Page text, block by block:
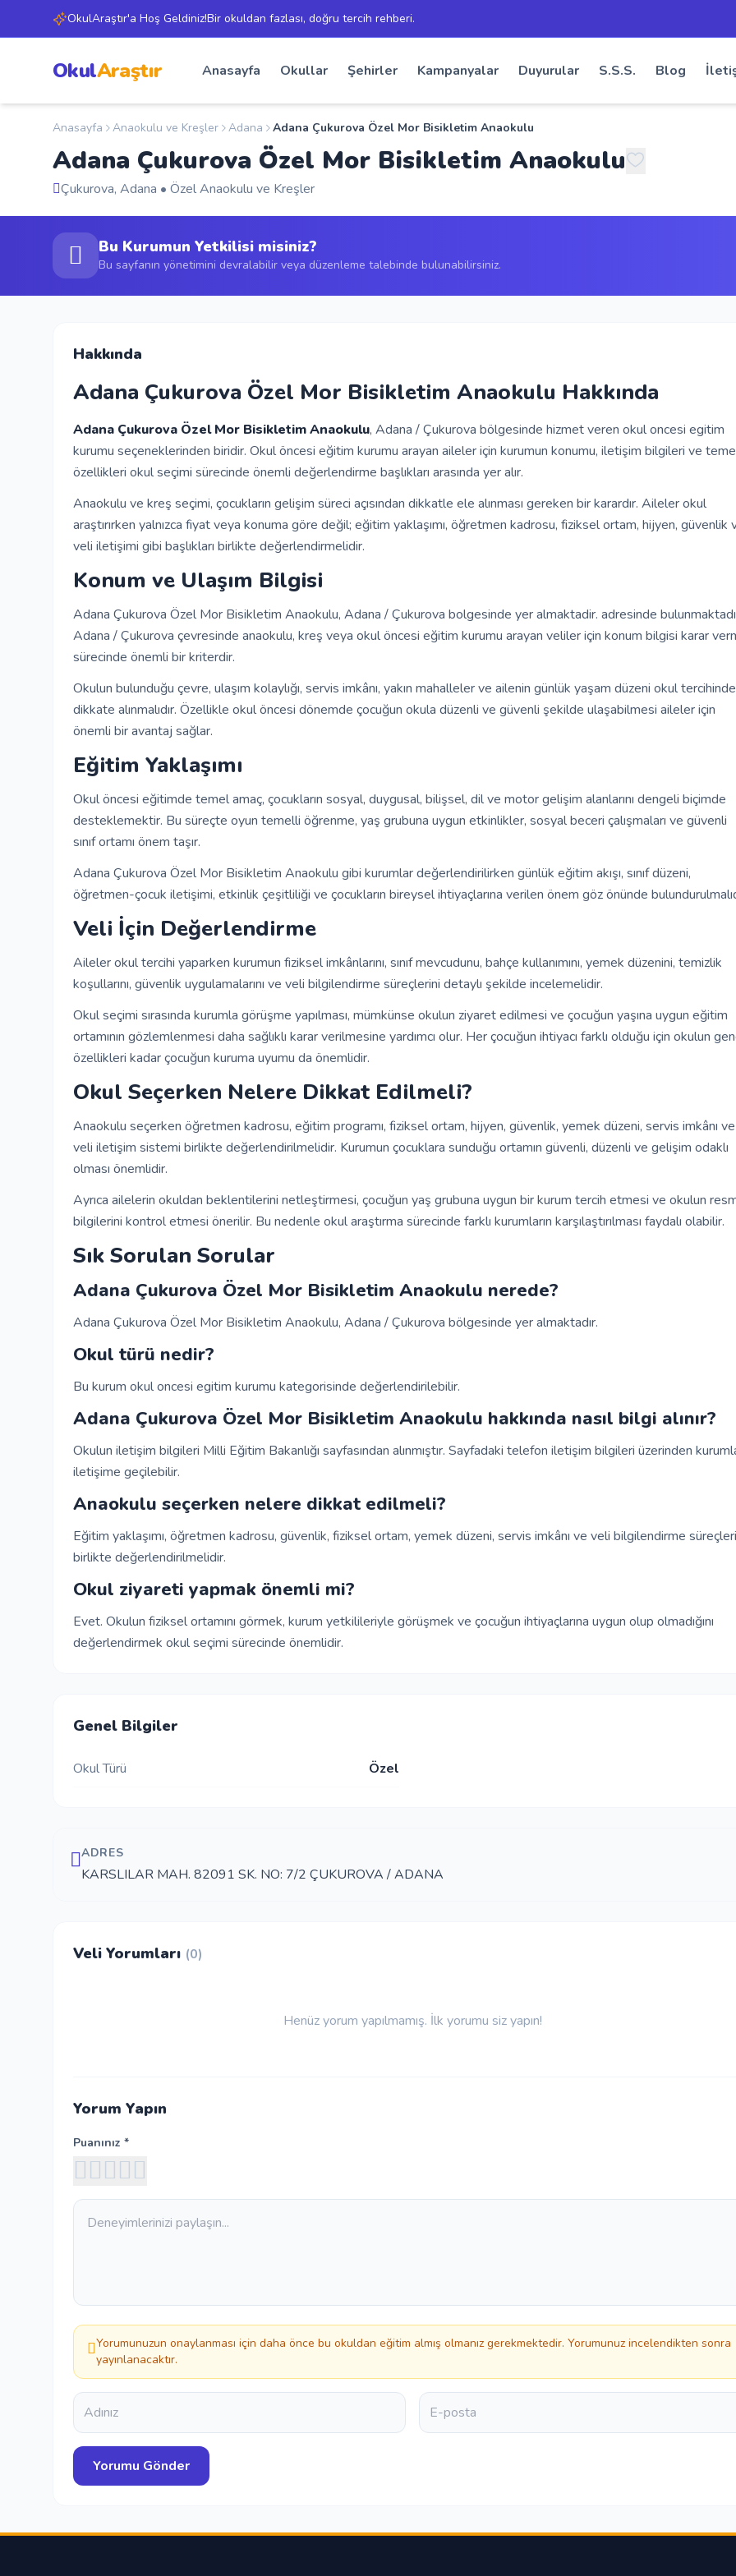
OkulAraştır'a Hoş Geldiniz!Bir okuldan fazlası, doğru tercih rehberi.
OkulAraştır Anasayfa Okullar Şehirler Kampanyalar Duyurular S.S.S. Blog
Anasayfa Anaokulu ve Kreşler Adana Adana Çukurova Özel Mor Bisikletim Anaokulu
Adana Çukurova Özel Mor Bisikletim Anaokulu
Çukurova, Adana • Özel Anaokulu ve Kreşler
Bu Kurumun Yetkilisi misiniz?
Bu sayfanın yönetimini devralabilir veya düzenleme talebinde bulunabilirsiniz.
Hakkında
Adana Çukurova Özel Mor Bisikletim Anaokulu Hakkında
Adana Çukurova Özel Mor Bisikletim Anaokulu, Adana / Çukurova bölgesinde hizmet veren okul oncesi egitim
kurumu seçeneklerinden biridir. Okul öncesi eğitim kurumu arayan aileler için kurumun konumu, iletişim bilgileri ve
özellikleri okul seçimi sürecinde önemli değerlendirme başlıkları arasında yer alır.
Anaokulu ve kreş seçimi, çocukların gelişim süreci açısından dikkatle ele alınması gereken bir karardır. Aileler okul
araştırırken yalnızca fiyat veya konuma göre değil; eğitim yaklaşımı, öğretmen kadrosu, fiziksel ortam, hijyen, güvenlik
veli iletişimi gibi başlıkları birlikte değerlendirmelidir.
Konum ve Ulaşım Bilgisi
Adana Çukurova Özel Mor Bisikletim Anaokulu, Adana / Çukurova bolgesinde yer almaktadir. adresinde
Adana / Çukurova çevresinde anaokulu, kreş veya okul öncesi eğitim kurumu arayan veliler için konum bilgisi karar
sürecinde önemli bir kriterdir.
Okulun bulunduğu çevre, ulaşım kolaylığı, servis imkânı, yakın mahalleler ve ailenin günlük yaşam düzeni okul tercihinde
dikkate alınmalıdır. Özellikle okul öncesi dönemde çocuğun okula düzenli ve güvenli şekilde ulaşabilmesi aileler için
önemli bir avantaj sağlar.
Eğitim Yaklaşımı
Okul öncesi eğitimde temel amaç, çocukların sosyal, duygusal, bilişsel, dil ve motor gelişim alanlarını dengeli biçimde
desteklemektir. Bu süreçte oyun temelli öğrenme, yaş grubuna uygun etkinlikler, sosyal beceri çalışmaları ve güvenli
sınıf ortamı önem taşır.
Adana Çukurova Özel Mor Bisikletim Anaokulu gibi kurumlar değerlendirilirken günlük eğitim akışı, sınıf düzeni,
öğretmen-çocuk iletişimi, etkinlik çeşitliliği ve çocukların bireysel ihtiyaçlarına verilen önem göz önünde
Veli İçin Değerlendirme
Aileler okul tercihi yaparken kurumun fiziksel imkânlarını, sınıf mevcudunu, bahçe kullanımını, yemek düzenini, temizlik
koşullarını, güvenlik uygulamalarını ve veli bilgilendirme süreçlerini detaylı şekilde incelemelidir.
Okul seçimi sırasında kurumla görüşme yapılması, mümkünse okulun ziyaret edilmesi ve çocuğun yaşına uygun eğitim
ortamının gözlemlenmesi daha sağlıklı karar verilmesine yardımcı olur. Her çocuğun ihtiyacı farklı olduğu için okulun
özellikleri kadar çocuğun kuruma uyumu da önemlidir.
Okul Seçerken Nelere Dikkat Edilmeli?
Anaokulu seçerken öğretmen kadrosu, eğitim programı, fiziksel ortam, hijyen, güvenlik, yemek düzeni, servis imkânı ve
veli iletişim sistemi birlikte değerlendirilmelidir. Kurumun çocuklara sunduğu ortamın güvenli, düzenli ve gelişim odaklı
olması önemlidir.
Ayrıca ailelerin okuldan beklentilerini netleştirmesi, çocuğun yaş grubuna uygun bir kurum tercih etmesi ve okulun
bilgilerini kontrol etmesi önerilir. Bu nedenle okul araştırma sürecinde farklı kurumların karşılaştırılması faydalı olabilir.
Sık Sorulan Sorular
Adana Çukurova Özel Mor Bisikletim Anaokulu nerede?
Adana Çukurova Özel Mor Bisikletim Anaokulu, Adana / Çukurova bölgesinde yer almaktadır.
Okul türü nedir?
Bu kurum okul oncesi egitim kurumu kategorisinde değerlendirilebilir.
Adana Çukurova Özel Mor Bisikletim Anaokulu hakkında nasıl bilgi alınır?
Okulun iletişim bilgileri Milli Eğitim Bakanlığı sayfasından alınmıştır. Sayfadaki telefon iletişim bilgileri üzerinden
iletişime geçilebilir.
Anaokulu seçerken nelere dikkat edilmeli?
Eğitim yaklaşımı, öğretmen kadrosu, güvenlik, fiziksel ortam, yemek düzeni, servis imkânı ve veli bilgilendirme süreçleri
birlikte değerlendirilmelidir.
Okul ziyareti yapmak önemli mi?
Evet. Okulun fiziksel ortamını görmek, kurum yetkilileriyle görüşmek ve çocuğun ihtiyaçlarına uygun olup olmadığını
değerlendirmek okul seçimi sürecinde önemlidir.
Genel Bilgiler
Okul Türü Özel
ADRES
KARSLILAR MAH. 82091 SK. NO: 7/2 ÇUKUROVA / ADANA
Veli Yorumları (0)
Henüz yorum yapılmamış. İlk yorumu siz yapın!
Yorum Yapın
Puanınız *
Yorumunuzun onaylanması için daha önce bu okuldan eğitim almış olmanız gerekmektedir. Yorumunuz incelendikten sonra
yayınlanacaktır.